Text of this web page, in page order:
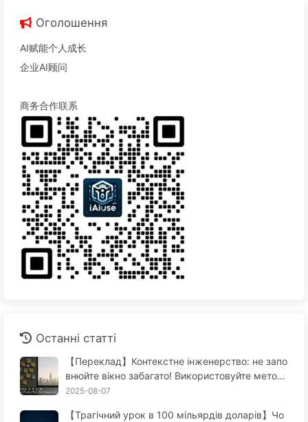
Оголошення
AI赋能个人成长
企业AI顾问
商务合作联系
Останні статті
【Переклад】Контекстне інженерство: не запо
внюйте вікно забагато! Використовуйте метод
и запису, відбору, стиснення та ізоляції, щоб т
2025-08-07
【Трагічний урок в 100 мільярдів доларів】Чо